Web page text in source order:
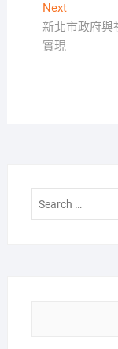
覽
NextNext
post:
新北市政府與
實現